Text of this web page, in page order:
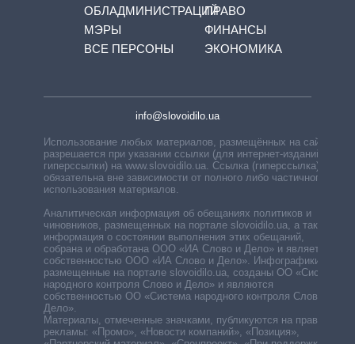
ОБЛАДМИНИСТРАЦИЙ
МЭРЫ
ВСЕ ПЕРСОНЫ
ПРАВО
ФИНАНСЫ
ЭКОНОМИКА
info@slovoidilo.ua
Использование любых материалов, размещённых на сайте,
разрешается при указании ссылки (для интернет-изданий —
гиперссылки) на www.slovoidilo.ua. Ссылка (гиперссылка)
обязательна вне зависимости от полного либо частичного
использования материалов.
Аналитическая информация об обещаниях политиков и
чиновников, размещенных на портале slovoidilo.ua, а также
информация о состоянии выполнения этих обещаний,
собрана и обработана ООО «ИА Слово и Дело» и является
собственностью ООО «ИА Слово и Дело». Инфографики,
размещенные на портале slovoidilo.ua, созданы ОО «Система
народного контроля Слово и Дело» и являются
собственностью ОО «Система народного контроля Слово и
Дело».
Материалы, отмеченные значками, публикуются на правах
рекламы: «Промо», «Новости компаний», «Позиция»,